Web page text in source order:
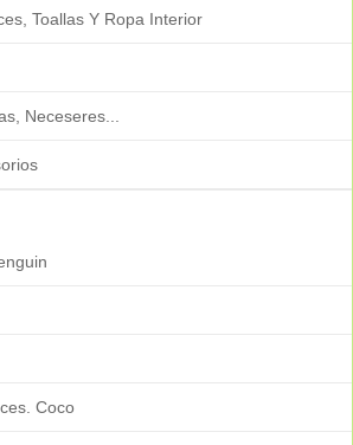
Toallas Y Ropa Interior
Neceseres...
Coco